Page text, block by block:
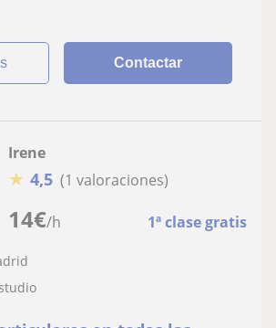
Contactar
14€/h 1ª clase gratis
Irene
★ 4,5 (1 valoraciones)